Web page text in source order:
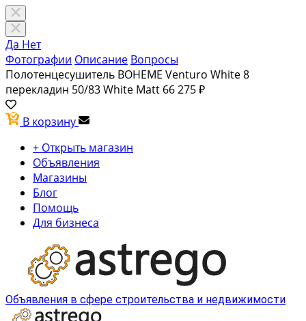
Да Нет
Фотографии Описание Вопросы
Полотенцесушитель BOHEME Venturo White 8
перекладин 50/83 White Matt 66 275 ₽
В корзину
+ Открыть магазин
Объявления
Магазины
Блог
Помощь
Для бизнеса
Объявления в сфере строительства и недвижимости